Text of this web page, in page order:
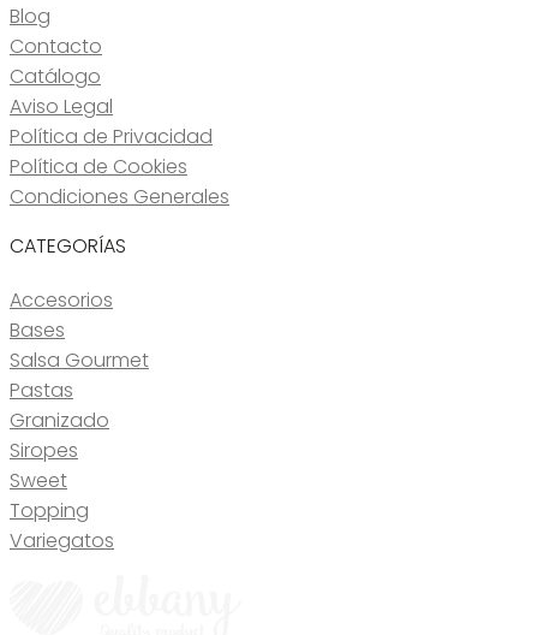
Blog
Contacto
Catálogo
Aviso Legal
Política de Privacidad
Política de Cookies
Condiciones Generales
CATEGORÍAS
Accesorios
Bases
Salsa Gourmet
Pastas
Granizado
Siropes
Sweet
Topping
Variegatos